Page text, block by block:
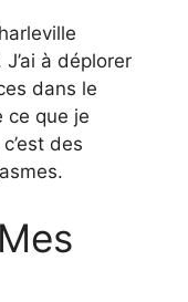
à déplorer
dans le
ce que je
des